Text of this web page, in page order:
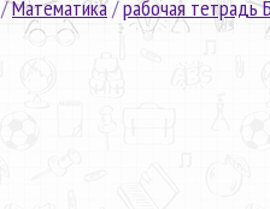
/Математика/рабочая тетрадь